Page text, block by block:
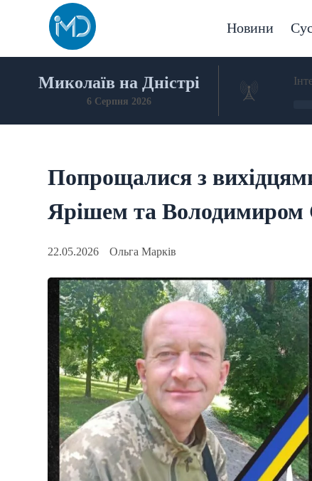
Новини
Миколаїв на Дністрі
6 Серпня 2026
Попрощалися з
Ярішем та Володимиром
22.05.2026 Ольга Марків